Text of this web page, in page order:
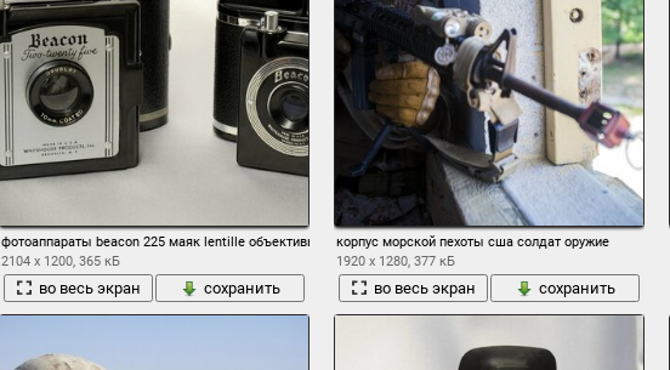
фотоаппараты beacon 225 маяк lentille объективы диафрагмы корпуса ретростиль
2104 x 1200, 365 кБ
во весь экран сохранить
корпус морской пехоты сша солдат оружие
1920 x 1280, 377 кБ
во весь экран сохранить